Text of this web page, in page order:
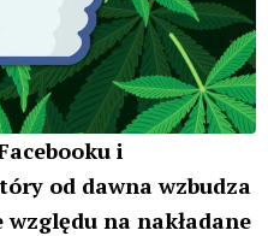
i
od dawna wzbudza
względu na nakładane